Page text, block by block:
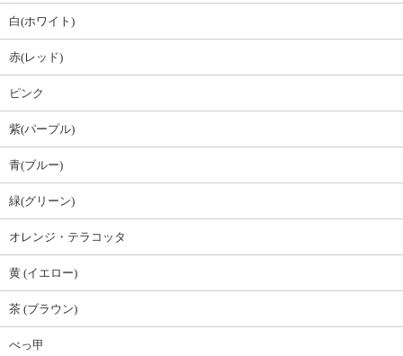
白(ホワイト)
赤(レッド)
ピンク
紫(パープル)
青(ブルー)
緑(グリーン)
オレンジ・テラコッタ
黄 (イエロー)
茶 (ブラウン)
べっ甲